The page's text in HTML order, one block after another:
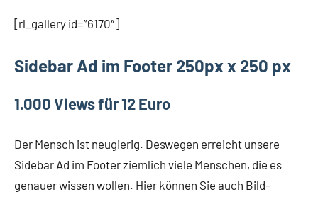
[rl_gallery id=”6170″]
Sidebar Ad im Footer 250px x 250 px
1.000 Views für 12 Euro
Der Mensch ist neugierig. Deswegen erreicht unsere
Sidebar Ad im Footer ziemlich viele Menschen, die es
genauer wissen wollen. Hier können Sie auch Bild-